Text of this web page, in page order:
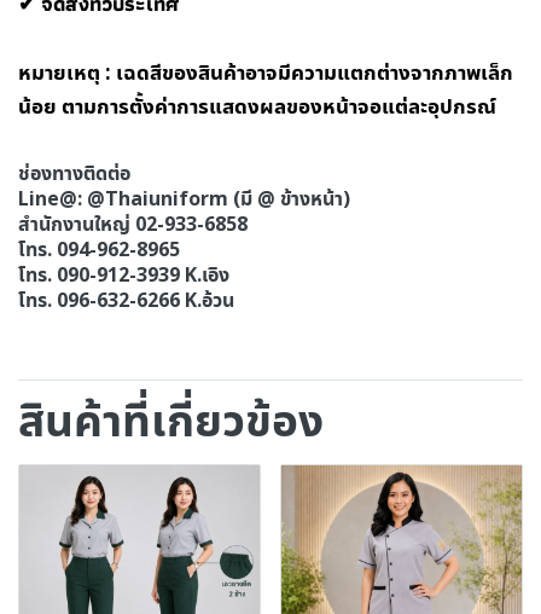
หมายเหตุ : เฉดสีของสินค้าอาจมีความแตกต่างจากภาพเล็ก
น้อย ตามการตั้งค่าการแสดงผลของหน้าจอแต่ละอุปกรณ์
ช่องทางติดต่อ
Line@: @Thaiuniform (มี @ ข้างหน้า)
สำนักงานใหญ่ 02-933-6858
โทร. 094-962-8965
โทร. 090-912-3939 K.เอิง
โทร. 096-632-6266 K.อ้วน
สินค้าที่เกี่ยวข้อง